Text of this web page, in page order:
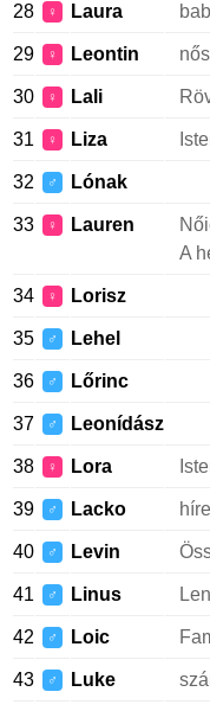
28 ♀ Laura
29 ♀ Leontin
30 ♀ Lali
31 ♀ Liza
32 ♂ Lónak
33 ♀ Lauren
A
34 ♀ Lorisz
35 ♂ Lehel
36 ♂ Lőrinc
37 ♂ Leonídász
38 ♀ Lora
39 ♂ Lacko
40 ♂ Levin
41 ♂ Linus
42 ♂ Loic
43 ♂ Luke